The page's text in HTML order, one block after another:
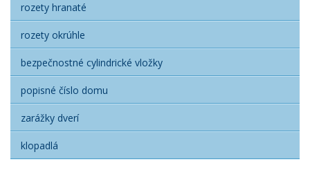
rozety hranaté
rozety okrúhle
bezpečnostné cylindrické vložky
popisné číslo domu
zarážky dverí
klopadlá